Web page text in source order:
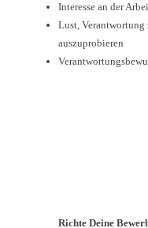
Interesse an der
Lust, Verantwortung
auszuprobieren
Richte Deine